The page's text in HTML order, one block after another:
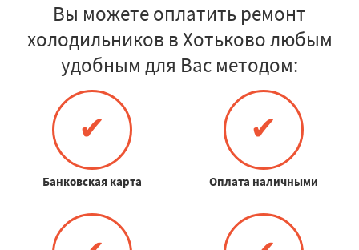
Вы можете оплатить ремонт
холодильников в Хотьково любым
удобным для Вас методом:
✔
Банковская карта
✔
Оплата наличными